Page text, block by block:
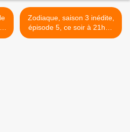
Zodiaque, saison 3 inédite,
épisode 5, ce soir à 21h00
sur TF1 >